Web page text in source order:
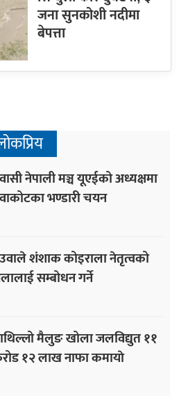
जना सुनकोशी नदीमा
बेपत्ता
नेपाली मञ्च यूएईको अध्यक्षमा
भण्डारी चयन
शंशाक कोइराला नेतृत्वको
सम्बोधन गर्ने
मैलुङ खोला जलविद्युत ११
१२ लाख नाफा कमायाे